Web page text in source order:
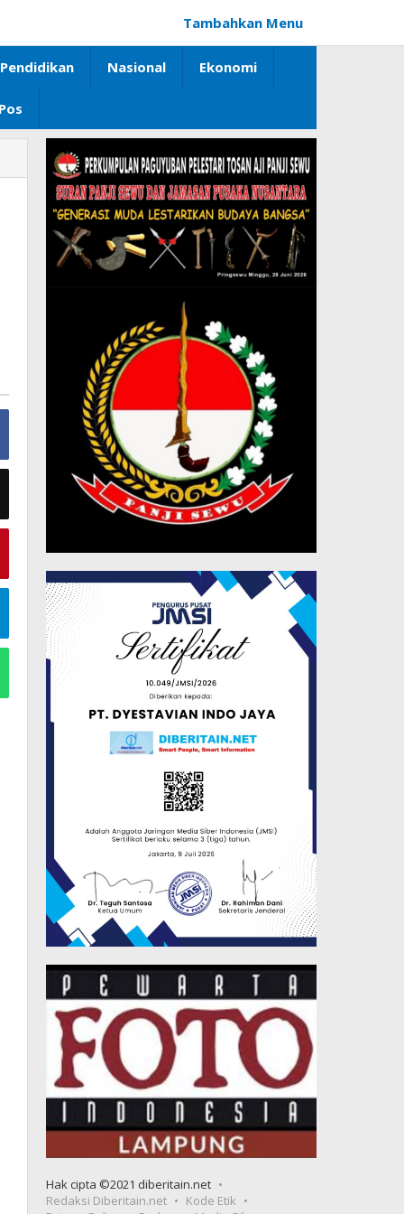
Tambahkan Menu
Pendidikan Nasional Ekonomi
Hak cipta ©2021 diberitain.net
Redaksi Diberitain.net
Kode Etik